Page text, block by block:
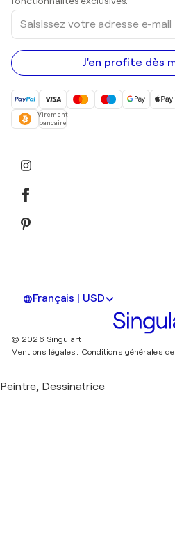
Saisissez
votre
adresse
e-
mail
J'en profite dès
Virement
bancaire
Français | USD
© 2026 Singulart
Mentions légales. Conditions générales
Peintre, Dessinatrice